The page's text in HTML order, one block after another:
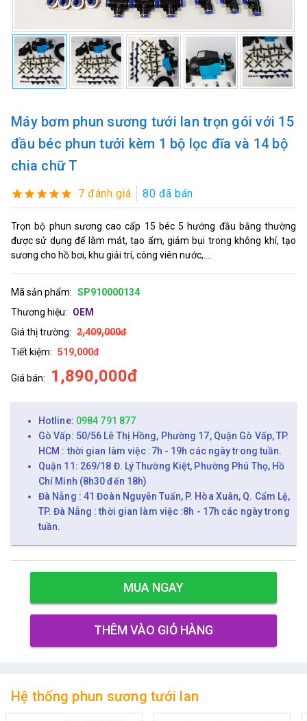
Máy bơm phun sương tưới lan trọn gói với 15
đầu béc phun tưới kèm 1 bộ lọc đĩa và 14 bộ
chia chữ T
7 đánh giá 80 đã bán
Trọn bộ phun sương cao cấp 15 béc 5 hướng đầu bằng thường
được sử dụng để làm mát, tạo ẩm, giảm bụi trong không khí, tạo
sương cho hồ bơi, khu giải trí, công viên nước,....
Mã sản phẩm: SP910000134
Thương hiệu:
OEM
Giá thị trường: 2,409,000đ
Tiết kiệm: 519,000đ
Giá bán: 1,890,000đ
Hotline: 0984 791 877
Gò Vấp: 50/56 Lê Thị Hồng, Phường 17, Quận Gò Vấp, TP.
HCM : thời gian làm việc :7h - 19h các ngày trong tuần.
Quận 11: 269/18 Đ. Lý Thường Kiệt, Phường Phú Thọ, Hồ
Chí Minh (8h30 đến 18h)
Đà Nẵng : 41 Đoàn Nguyễn Tuấn, P. Hòa Xuân, Q. Cẩm Lệ,
TP. Đà Nẵng : thời gian làm việc :8h - 17h các ngày trong
tuần.
MUA NGAY
THÊM VÀO GIỎ HÀNG
Hệ thống phun sương tưới lan